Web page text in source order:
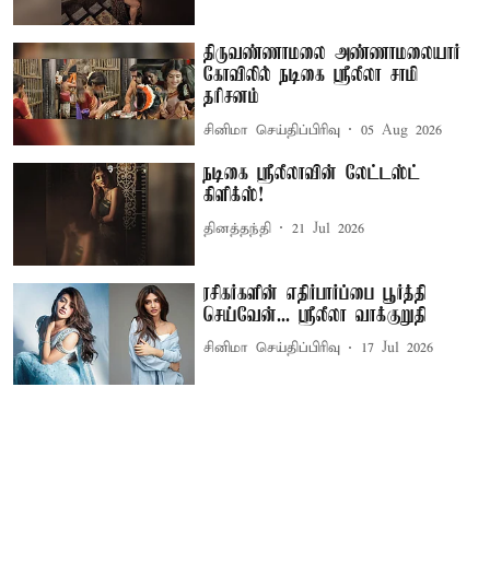
திருவண்ணாமலை அண்ணாமலையார்
கோவிலில் நடிகை ஸ்ரீலீலா சாமி
தரிசனம்
சினிமா செய்திப்பிரிவு 05 Aug 2026
நடிகை ஸ்ரீலீலாவின் லேட்டஸ்ட்
கிளிக்ஸ்!
தினத்தந்தி 21 Jul 2026
ரசிகர்களின் எதிர்பார்ப்பை பூர்த்தி
செய்வேன்... ஸ்ரீலீலா வாக்குறுதி
சினிமா செய்திப்பிரிவு 17 Jul 2026